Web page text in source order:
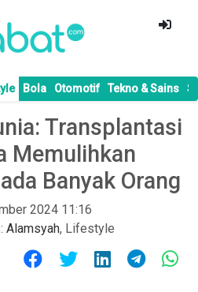
Bola Otomotif Tekno & Sains
Transplantasi
Memulihkan
Banyak Orang
2024 11:16
Alamsyah, Lifestyle